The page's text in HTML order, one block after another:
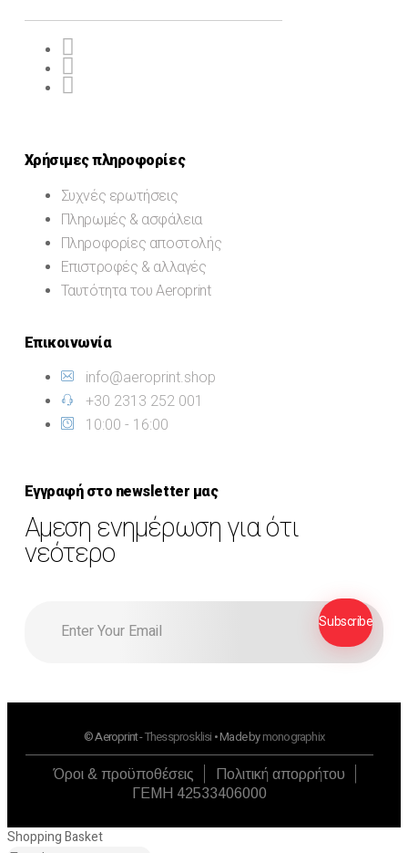
Χρήσιμες πληροφορίες
Συχνές ερωτήσεις
Πληρωμές & ασφάλεια
Πληροφορίες αποστολής
Επιστροφές & αλλαγές
Ταυτότητα του Aeroprint
Επικοινωνία
info@aeroprint.shop
+30 2313 252 001
10:00 - 16:00
Εγγραφή στο newsletter μας
Αμεση ενημέρωση για ότι
νεότερο
© Aeroprint -Thessprosklisi • Made bymonographix
Όροι & προϋποθέσεις
Πολιτική απορρήτου
ΓΕΜΗ 42533406000
Shopping Basket